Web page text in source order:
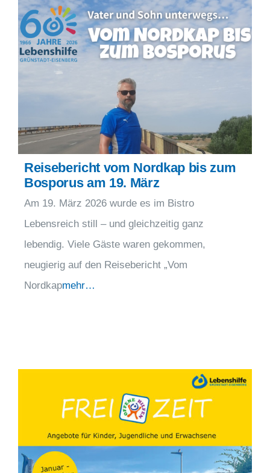
Reisebericht vom Nordkap bis zum
Bosporus am 19. März
Am 19. März 2026 wurde es im Bistro
Lebensreich still – und gleichzeitig ganz
lebendig. Viele Gäste waren gekommen,
neugierig auf den Reisebericht „Vom
Nordkapmehr…